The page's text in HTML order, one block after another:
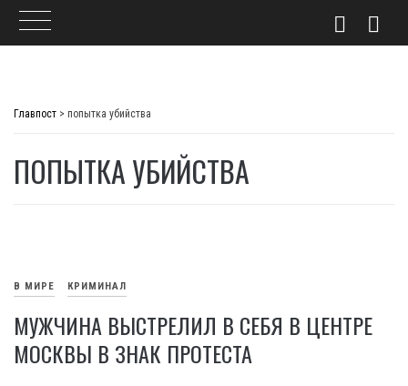
Главпост > попытка убийства
ПОПЫТКА УБИЙСТВА
В МИРЕ КРИМИНАЛ
МУЖЧИНА ВЫСТРЕЛИЛ В СЕБЯ В ЦЕНТРЕ
МОСКВЫ В ЗНАК ПРОТЕСТА